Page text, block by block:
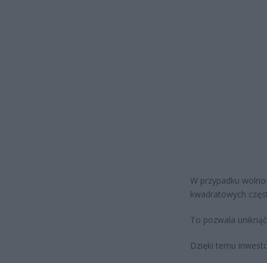
W przypadku
kwadratowych
To pozwala
Dzięki temu